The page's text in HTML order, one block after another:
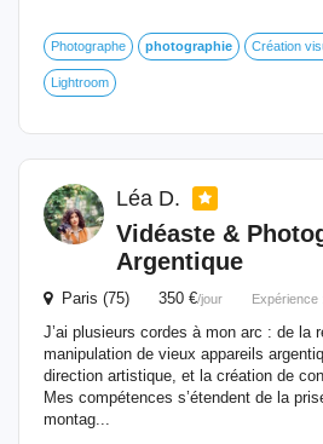
Photographe photographie Création
Lightroom
Léa D.
Vidéaste &
Argentique
Paris (75) 350 €/jour Expérience :
J’ai plusieurs cordes à mon arc : de la
manipulation de vieux appareils
direction artistique, et la création de
Mes compétences s’étendent de la
montag...